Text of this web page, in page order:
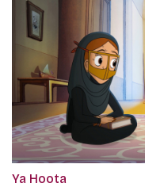
Ya Hoota